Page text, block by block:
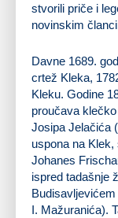
stvorili priče i
novinskim
Davne 1689.
crtež Kleka,
Kleku. Godine
proučava
Josipa Jelačića
uspona na
Johanes
ispred tadašnje
I. Mažuranića).